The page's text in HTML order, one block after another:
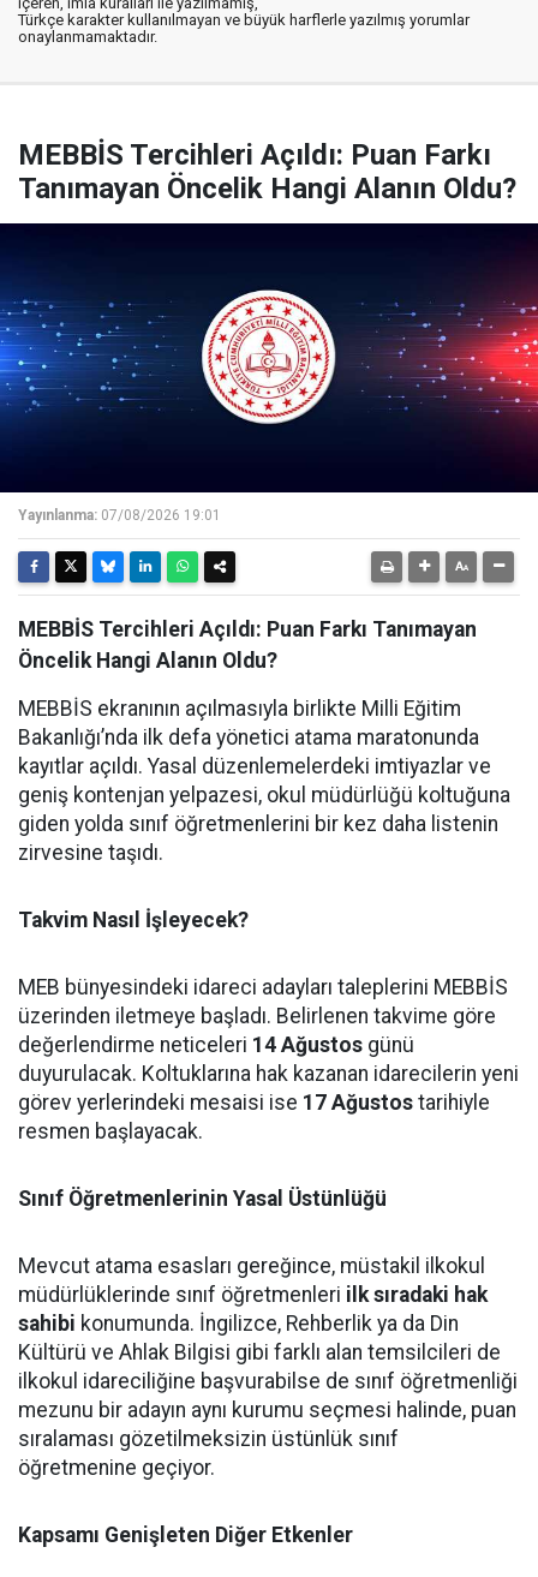
Türkçe karakter kullanılmayan ve büyük harflerle yazılmış yorumlar
onaylanmamaktadır.
MEBBİS Tercihleri Açıldı: Puan Farkı
Tanımayan Öncelik Hangi Alanın Oldu?
Yayınlanma: 07/08/2026 19:01
MEBBİS Tercihleri Açıldı: Puan Farkı Tanımayan
Öncelik Hangi Alanın Oldu?
MEBBİS ekranının açılmasıyla birlikte Milli Eğitim
Bakanlığı’nda ilk defa yönetici atama maratonunda
kayıtlar açıldı. Yasal düzenlemelerdeki imtiyazlar ve
geniş kontenjan yelpazesi, okul müdürlüğü koltuğuna
giden yolda sınıf öğretmenlerini bir kez daha listenin
zirvesine taşıdı.
Takvim Nasıl İşleyecek?
MEB bünyesindeki idareci adayları taleplerini MEBBİS
üzerinden iletmeye başladı. Belirlenen takvime göre
değerlendirme neticeleri 14 Ağustos günü
duyurulacak. Koltuklarına hak kazanan idarecilerin yeni
görev yerlerindeki mesaisi ise 17 Ağustos tarihiyle
resmen başlayacak.
Sınıf Öğretmenlerinin Yasal Üstünlüğü
Mevcut atama esasları gereğince, müstakil ilkokul
müdürlüklerinde sınıf öğretmenleri ilk sıradaki hak
sahibi konumunda. İngilizce, Rehberlik ya da Din
Kültürü ve Ahlak Bilgisi gibi farklı alan temsilcileri de
ilkokul idareciliğine başvurabilse de sınıf öğretmenliği
mezunu bir adayın aynı kurumu seçmesi halinde, puan
sıralaması gözetilmeksizin üstünlük sınıf
öğretmenine geçiyor.
Kapsamı Genişleten Diğer Etkenler